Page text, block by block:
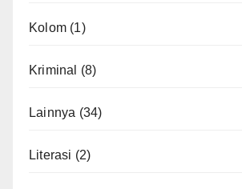
Kolom (1)
Kriminal (8)
Lainnya (34)
Literasi (2)